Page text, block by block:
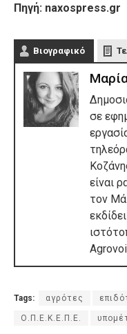
Πηγή: naxospress.gr
Βιογραφικό
σε
είναι
τον
Tags: αγρότες
Ο.Π.Ε.Κ.Ε.Π.Ε.